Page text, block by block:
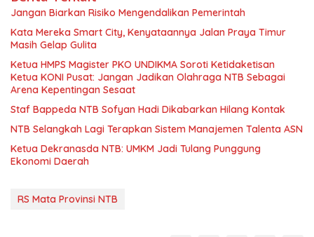
Jangan Biarkan Risiko Mengendalikan Pemerintah
Kata Mereka Smart City, Kenyataannya Jalan Praya Timur
Masih Gelap Gulita
Ketua HMPS Magister PKO UNDIKMA Soroti Ketidaketisan
Ketua KONI Pusat: Jangan Jadikan Olahraga NTB Sebagai
Arena Kepentingan Sesaat
Staf Bappeda NTB Sofyan Hadi Dikabarkan Hilang Kontak
NTB Selangkah Lagi Terapkan Sistem Manajemen Talenta ASN
Ketua Dekranasda NTB: UMKM Jadi Tulang Punggung
Ekonomi Daerah
RS Mata Provinsi NTB